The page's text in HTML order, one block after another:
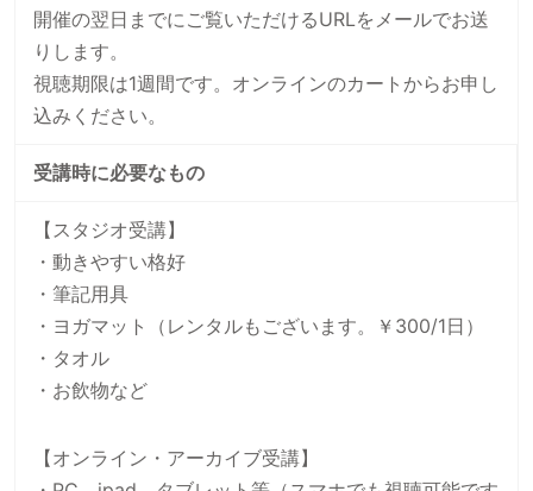
開催の翌日までにご覧いただけるURLをメールでお送
りします。
視聴期限は1週間です。オンラインのカートからお申し
込みください。
受講時に必要なもの
【スタジオ受講】
・動きやすい格好
・筆記用具
・ヨガマット（レンタルもございます。￥300/1日）
・タオル
・お飲物など
【オンライン・アーカイブ受講】